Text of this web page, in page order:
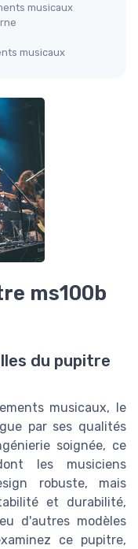
musicaux
musicaux
ms100b
du pupitre
musicaux, le
par ses qualités
soignée, ce
les musiciens
robuste, mais
et durabilité,
d'autres modèles
ce pupitre,